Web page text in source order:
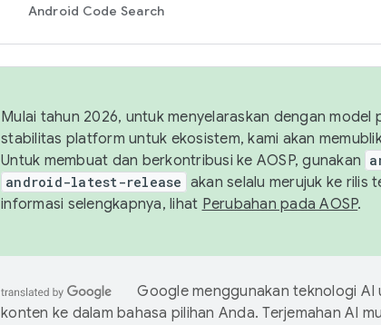
Android Code Search
Mulai tahun 2026, untuk menyelaraskan dengan
stabilitas platform untuk ekosistem, kami akan
Untuk membuat dan berkontribusi ke AOSP, gunakan
android-latest-release akan selalu merujuk ke rilis
informasi selengkapnya, lihat Perubahan pada AOSP.
Google menggunakan teknologi AI
konten ke dalam bahasa pilihan Anda. Terjemahan AI